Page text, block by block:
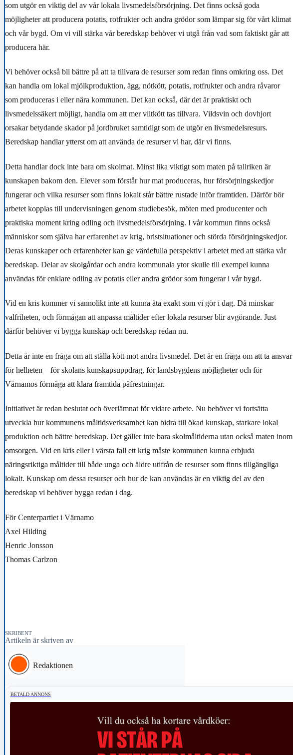
som utgör en viktig del av vår lokala livsmedelsförsörjning. Det finns också goda
möjligheter att producera potatis, rotfrukter och andra grödor som lämpar sig för vårt klimat
och vår bygd. Om vi vill stärka vår beredskap behöver vi utgå från vad som faktiskt går att
producera här.
Vi behöver också bli bättre på att ta tillvara de resurser som redan finns omkring oss. Det
kan handla om lokal mjölkproduktion, ägg, nötkött, potatis, rotfrukter och andra råvaror
som produceras i eller nära kommunen. Det kan också, där det är praktiskt och
livsmedelssäkert möjligt, handla om att mer viltkött tas tillvara. Vildsvin och dovhjort
orsakar betydande skador på jordbruket samtidigt som de utgör en livsmedelsresurs.
Beredskap handlar ytterst om att använda de resurser vi har, där vi finns.
Detta handlar dock inte bara om skolmat. Minst lika viktigt som maten på tallriken är
kunskapen bakom den. Elever som förstår hur mat produceras, hur försörjningskedjor
fungerar och vilka resurser som finns lokalt står bättre rustade inför framtiden. Därför bör
arbetet kopplas till undervisningen genom studiebesök, möten med producenter och
praktiska moment kring odling och livsmedelsförsörjning. I vår kommun finns också
människor som själva har erfarenhet av krig, bristsituationer och störda försörjningskedjor.
Deras kunskaper och erfarenheter kan ge värdefulla perspektiv i arbetet med att stärka vår
beredskap. Delar av skolgårdar och andra kommunala ytor skulle till exempel kunna
användas för enklare odling av potatis eller andra grödor som fungerar i vår bygd.
Vid en kris kommer vi sannolikt inte att kunna äta exakt som vi gör i dag. Då minskar
valfriheten, och förmågan att anpassa måltider efter lokala resurser blir avgörande. Just
därför behöver vi bygga kunskap och beredskap redan nu.
Detta är inte en fråga om att ställa kött mot andra livsmedel. Det är en fråga om att ta ansvar
för helheten – för skolans kunskapsuppdrag, för landsbygdens möjligheter och för
Värnamos förmåga att klara framtida påfrestningar.
Initiativet är redan beslutat och överlämnat för vidare arbete. Nu behöver vi fortsätta
utveckla hur kommunens måltidsverksamhet kan bidra till ökad kunskap, starkare lokal
produktion och bättre beredskap. Det gäller inte bara skolmåltiderna utan också maten inom
omsorgen. Vid en kris eller i värsta fall ett krig måste kommunen kunna erbjuda
näringsriktiga måltider till både unga och äldre utifrån de resurser som finns tillgängliga
lokalt. Kunskap om dessa resurser och hur de kan användas är en viktig del av den
beredskap vi behöver bygga redan i dag.
För Centerpartiet i Värnamo
Axel Hilding
Henric Jonsson
Thomas Carlzon
SKRIBENT
Artikeln är skriven av
Redaktionen
BETALD ANNONS